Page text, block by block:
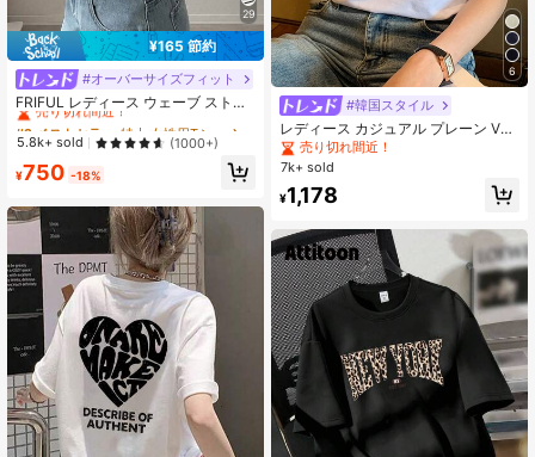
29
¥165 節約
#オーバーサイズフィット
FRIFUL レディース ウェーブ ストラ
イプ ルーズ コントラストトリム 半
袖Tシャツ、夏カジュアルウェア
#2 ベストセラー
特大 女性用Tシャツ
売り切れ間近！
#2 ベストセラー
売り切れ間近！
#2 ベストセラー
売り切れ間近！
#2 ベストセラー
売り切れ間近！
5.8k+ sold (1000+)
¥750 -18%
6
#韓国スタイル
レディース カジュアル プレーン Vネ
ック 半袖 Tシャツ、夏 ホワイト
売り切れ間近！
7k+ sold
¥1,178